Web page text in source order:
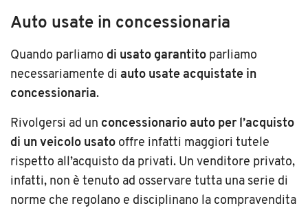
Auto usate in concessionaria
Quando parliamo di usato garantito parliamo
necessariamente di auto usate acquistate in
concessionaria.
Rivolgersi ad un concessionario auto per l’acquisto
di un veicolo usato offre infatti maggiori tutele
rispetto all’acquisto da privati. Un venditore privato,
infatti, non è tenuto ad osservare tutta una serie di
norme che regolano e disciplinano la compravendita